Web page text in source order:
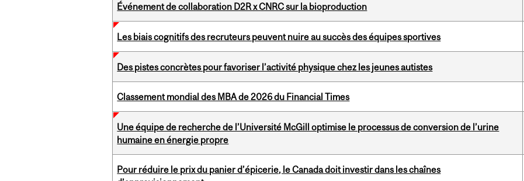
Événement de collaboration D2R x CNRC sur la bioproduction
Les biais cognitifs des recruteurs peuvent nuire au succès des équipes sportives
Des pistes concrètes pour favoriser l’activité physique chez les jeunes autistes
Classement mondial des MBA de 2026 du Financial Times
Une équipe de recherche de l’Université McGill optimise le processus de conversion de l’urine
humaine en énergie propre
Pour réduire le prix du panier d’épicerie, le Canada doit investir dans les chaînes